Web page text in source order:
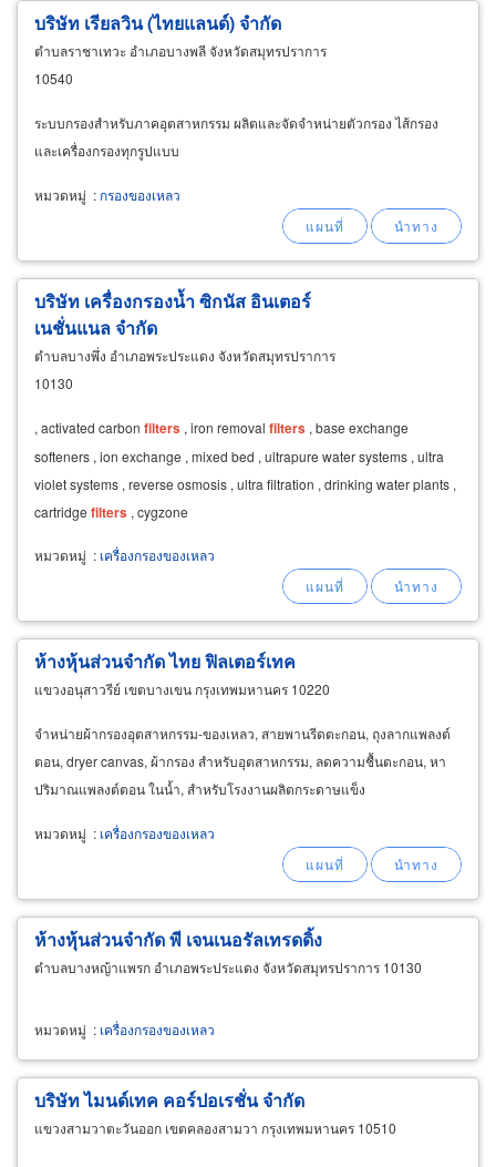
บริษัท เรียลวิน (ไทยแลนด์) จำกัด
ตำบลราชาเทวะ อำเภอบางพลี จังหวัดสมุทรปราการ
10540
ระบบกรองสำหรับภาคอุตสาหกรรม ผลิตและจัดจำหน่ายตัวกรอง ไส้กรอง
และเครื่องกรองทุกรูปแบบ
หมวดหมู่ : กรองของเหลว
บริษัท เครื่องกรองน้ำ ซิกนัส อินเตอร์
เนชั่นแนล จำกัด
ตำบลบางพึ่ง อำเภอพระประแดง จังหวัดสมุทรปราการ
10130
, activated carbon filters , iron removal filters , base exchange
softeners , ion exchange , mixed bed , ultrapure water systems , ultra
violet systems , reverse osmosis , ultra filtration , drinking water plants ,
cartridge filters , cygzone
หมวดหมู่ : เครื่องกรองของเหลว
ห้างหุ้นส่วนจำกัด ไทย ฟิลเตอร์เทค
แขวงอนุสาวรีย์ เขตบางเขน กรุงเทพมหานคร 10220
จำหน่ายผ้ากรองอุตสาหกรรม-ของเหลว, สายพานรีดตะกอน, ถุงลากแพลงต์
ตอน, dryer canvas, ผ้ากรอง สำหรับอุตสาหกรรม, ลดความชื้นตะกอน, หา
ปริมาณแพลงต์ตอน ในน้ำ, สำหรับโรงงานผลิตกระดาษแข็ง
หมวดหมู่ : เครื่องกรองของเหลว
ห้างหุ้นส่วนจำกัด พี เจนเนอรัลเทรดดิ้ง
ตำบลบางหญ้าแพรก อำเภอพระประแดง จังหวัดสมุทรปราการ 10130
หมวดหมู่ : เครื่องกรองของเหลว
บริษัท ไมนด์เทค คอร์ปอเรชั่น จำกัด
แขวงสามวาตะวันออก เขตคลองสามวา กรุงเทพมหานคร 10510